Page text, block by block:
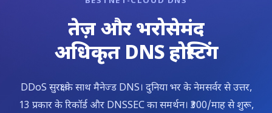
तेज़ और भरोसेमंद
अधिकृत DNS होस्टिंग
DDoS सुरक्षा के साथ मैनेज्ड DNS। दुनिया भर के नेमसर्वर से उत्तर,
13 प्रकार के रिकॉर्ड और DNSSEC का समर्थन। ₹300/माह से शुरू,